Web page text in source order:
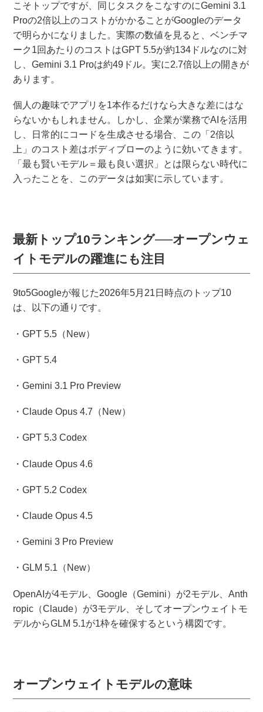
こそトップですが、同じタスクをこなすのにGemini 3.1
Proの2倍以上のコストがかかることがGoogleのデータ
で明らかになりました。実際の数値を見ると、ベンチマ
ーク1回あたりのコストはGPT 5.5が約134ドルなのに対
し、Gemini 3.1 Proは約49ドル。実に2.7倍以上の開きが
あります。
個人の趣味でアプリを1本作るだけなら大きな差にはな
らないかもしれません。しかし、企業が業務でAIを活用
し、日常的にコードを生成させる場合、この「2倍以
上」のコスト差はボディブローのように効いてきます。
「最も賢いモデル＝最も良い選択」とは限らない時代に
入ったことを、このデータは如実に示しています。
最新トップ10ランキング──オープンウェ
イトモデルの躍進にも注目
9to5Googleが報じた2026年5月21日時点のトップ10
は、以下の通りです。
・GPT 5.5（New）
・GPT 5.4
・Gemini 3.1 Pro Preview
・Claude Opus 4.7（New）
・GPT 5.3 Codex
・Claude Opus 4.6
・GPT 5.2 Codex
・Claude Opus 4.5
・Gemini 3 Pro Preview
・GLM 5.1（New）
OpenAIが4モデル、Google（Gemini）が2モデル、Anth
ropic（Claude）が3モデル、そしてオープンウェイトモ
デルからGLM 5.1が1枠を確保するという構図です。
オープンウェイトモデルの意味